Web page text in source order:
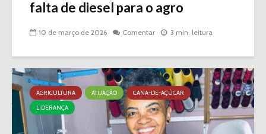
falta de diesel para o agro
10 de março de 2026 Comentar 3 min. leitura
AGRICULTURA ATUAÇÃO
CANA-DE-AÇÚCAR
LIDERANÇA